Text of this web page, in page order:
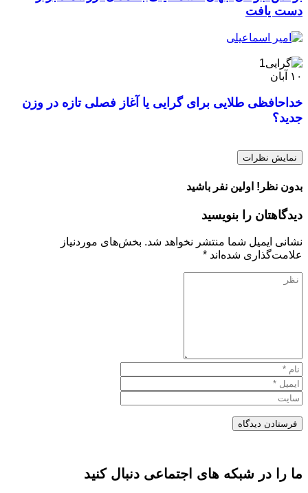
دست یافت
۱۰ آبان
خداحافظی طلایی برای گرایی یا آغاز فصلی تازه در وزن
جدید؟
نمایش نظرات
بدون نظر! اولین نفر باشید
دیدگاهتان را بنویسید
نشانی ایمیل شما منتشر نخواهد شد. بخش‌های موردنیاز
علامت‌گذاری شده‌اند *
ما را در شبکه های اجتماعی دنبال کنید